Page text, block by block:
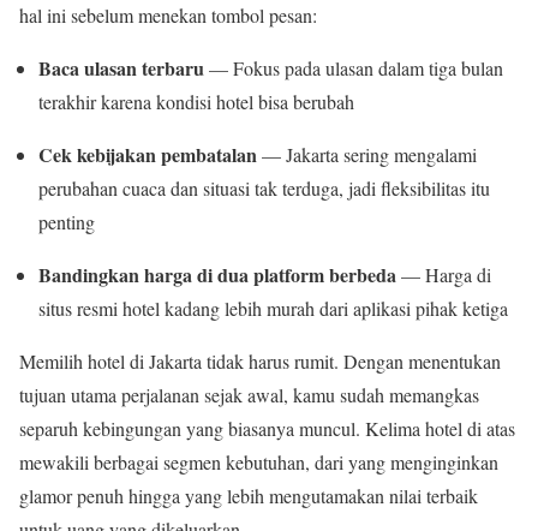
hal ini sebelum menekan tombol pesan:
Baca ulasan terbaru— Fokus pada ulasan dalam tiga bulan
terakhir karena kondisi hotel bisa berubah
Cek kebijakan pembatalan— Jakarta sering mengalami
perubahan cuaca dan situasi tak terduga, jadi fleksibilitas itu
penting
Bandingkan harga di dua platform berbeda— Harga di
situs resmi hotel kadang lebih murah dari aplikasi pihak ketiga
Memilih hotel di Jakarta tidak harus rumit. Dengan menentukan
tujuan utama perjalanan sejak awal, kamu sudah memangkas
separuh kebingungan yang biasanya muncul. Kelima hotel di atas
mewakili berbagai segmen kebutuhan, dari yang menginginkan
glamor penuh hingga yang lebih mengutamakan nilai terbaik